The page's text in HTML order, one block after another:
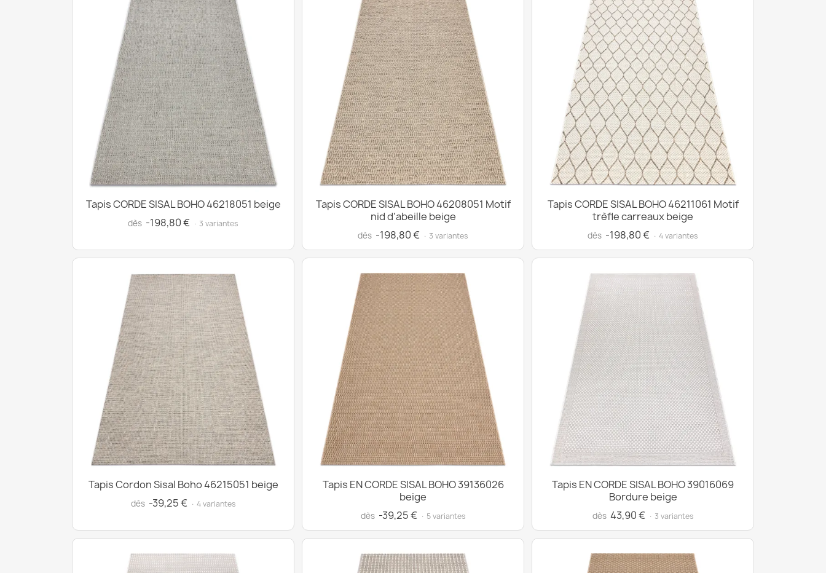
Tapis CORDE SISAL BOHO 46218051 beige
dès -198,80 € · 3 variantes
Tapis CORDE SISAL BOHO 46208051 Motif
nid d'abeille beige
dès -198,80 € · 3 variantes
Tapis CORDE SISAL BOHO 46211061 Motif
trèfle carreaux beige
dès -198,80 € · 4 variantes
Tapis Cordon Sisal Boho 46215051 beige
dès -39,25 € · 4 variantes
Tapis EN CORDE SISAL BOHO 39136026
beige
dès -39,25 € · 5 variantes
Tapis EN CORDE SISAL BOHO 39016069
Bordure beige
dès 43,90 € · 3 variantes